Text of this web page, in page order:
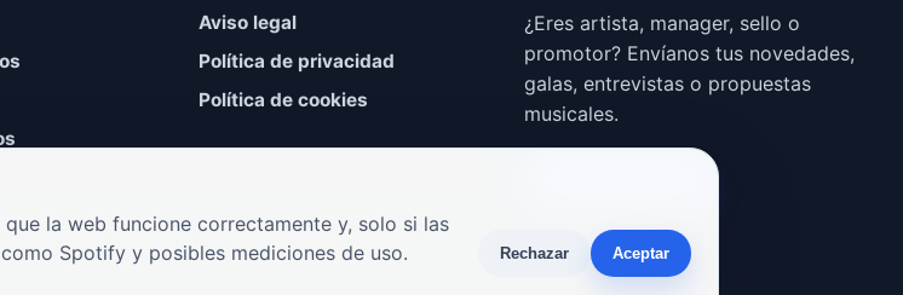
Aviso legal
Política de privacidad
Política de cookies
¿Eres artista, manager, sello o
promotor? Envíanos tus novedades,
galas, entrevistas o propuestas
musicales.
la web funcione correctamente y, solo si las
Spotify y posibles mediciones de uso.
Rechazar Aceptar